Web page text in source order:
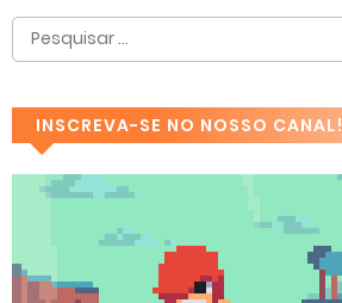
INSCREVA-SE NO NOSSO CANAL!